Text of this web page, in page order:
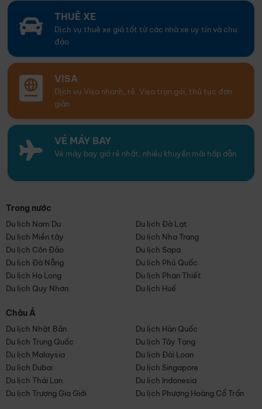
THUÊ XE
Dịch vụ thuê xe giá tốt từ các nhà xe uy tín và chu
đáo
VISA
Dịch vụ Visa nhanh, rẻ. Visa trọn gói, thủ tục đơn
giản
VÉ MÁY BAY
Vé máy bay giá rẻ nhất, nhiều khuyến mãi hấp dẫn
Trong nước
Du lịch Nam Du
Du lịch Đà Lạt
Du lịch Miền tây
Du lịch Nha Trang
Du lịch Côn Đảo
Du lịch Sapa
Du lịch Đà Nẵng
Du lịch Phú Quốc
Du lịch Hạ Long
Du lịch Phan Thiết
Du lịch Quy Nhơn
Du lịch Huế
Châu Á
Du lịch Nhật Bản
Du lịch Hàn Quốc
Du lịch Trung Quốc
Du lịch Tây Tạng
Du lịch Malaysia
Du lịch Đài Loan
Du lịch Dubai
Du lịch Singapore
Du lịch Thái Lan
Du lịch Indonesia
Du lịch Trương Gia Giới
Du lịch Phượng Hoàng Cổ Trấn